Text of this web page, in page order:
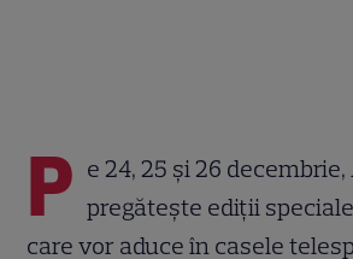
P e 24, 25 și 26
pregătește ediții
care vor aduce în casele